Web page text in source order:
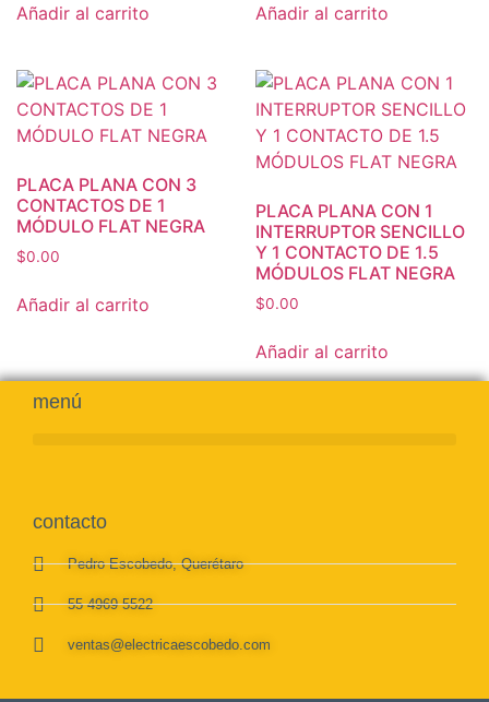
Añadir al carrito Añadir al carrito
PLACA PLANA CON 3
CONTACTOS DE 1
MÓDULO FLAT NEGRA
$0.00
Añadir al carrito
PLACA PLANA CON 1
INTERRUPTOR SENCILLO
Y 1 CONTACTO DE 1.5
MÓDULOS FLAT NEGRA
$0.00
Añadir al carrito
menú
contacto
Pedro Escobedo, Querétaro
55 4969 5522
ventas@electricaescobedo.com